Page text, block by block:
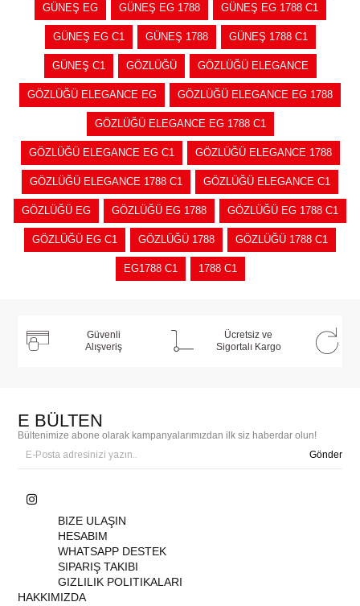
GÜNEŞ EG GÜNEŞ EG 1788 GÜNEŞ EG 1788 C1
GÜNEŞ EG C1 GÜNEŞ 1788 GÜNEŞ 1788 C1
GÜNEŞ C1 GÖZLÜĞÜ GÖZLÜĞÜ ELEGANCE
GÖZLÜĞÜ ELEGANCE EG GÖZLÜĞÜ ELEGANCE EG 1788
GÖZLÜĞÜ ELEGANCE EG 1788 C1
GÖZLÜĞÜ ELEGANCE EG C1 GÖZLÜĞÜ ELEGANCE 1788
GÖZLÜĞÜ ELEGANCE 1788 C1 GÖZLÜĞÜ ELEGANCE C1
GÖZLÜĞÜ EG GÖZLÜĞÜ EG 1788 GÖZLÜĞÜ EG 1788 C1
GÖZLÜĞÜ EG C1 GÖZLÜĞÜ 1788 GÖZLÜĞÜ 1788 C1
EG1788 C1 1788 C1
Güvenli
Alışveriş
Ücretsiz ve
Sigortalı Kargo
E BÜLTEN
Bültenimize abone olarak kampanyalarımızdan ilk siz haberdar olun!
Gönder
BIZE ULAŞIN
HESABIM
WHATSAPP DESTEK
SIPARIŞ TAKIBI
GIZLILIK POLITIKALARI
HAKKIMIZDA